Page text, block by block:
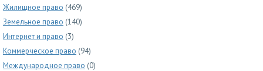
Жилищное право (469)
Земельное право (140)
Интернет и право (3)
Коммерческое право (94)
Международное право (0)